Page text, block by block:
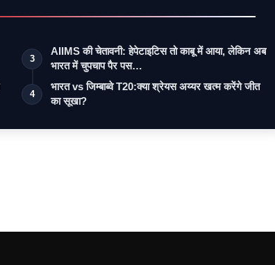
3
AIIMS की चेतावनी: हेपेटाइटिस तो काबू में आया, लेकिन अब
भारत में चुपचाप पैर पस…
4
भारत vs जिम्बाब्वे T20:क्या श्रेयस अय्यर खत्म करेंगे जीत
का सूखा?